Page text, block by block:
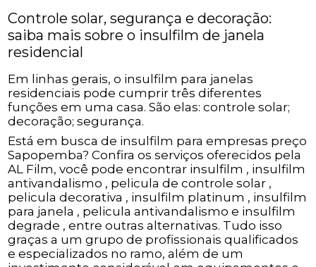
Controle solar, segurança e decoração:
saiba mais sobre o insulfilm de janela
residencial
Em linhas gerais, o insulfilm para janelas
residenciais pode cumprir três diferentes
funções em uma casa. São elas: controle solar;
decoração; segurança.
Está em busca de insulfilm para empresas preço
Sapopemba? Confira os serviços oferecidos pela
AL Film, você pode encontrar insulfilm , insulfilm
antivandalismo , pelicula de controle solar ,
pelicula decorativa , insulfilm platinum , insulfilm
para janela , pelicula antivandalismo e insulfilm
degrade , entre outras alternativas. Tudo isso
graças a um grupo de profissionais qualificados
e especializados no ramo, além de um